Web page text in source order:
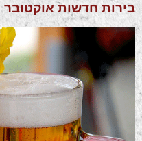
בירות חדשות אוקטובר 2018